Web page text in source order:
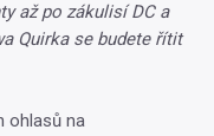
až po zákulisí DC a
Quirka se budete řítit
ohlasů na